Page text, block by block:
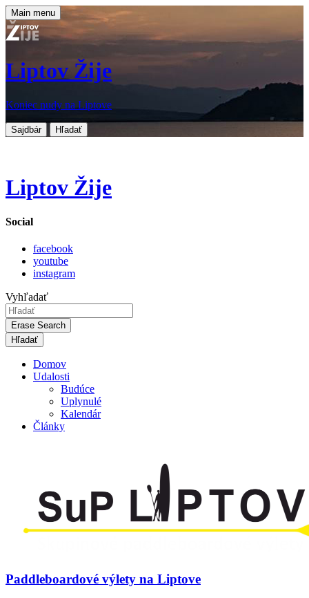
Main menu
Liptov Žije
Koniec nudy na Liptove
Sajdbár Hľadať
Liptov Žije
Social
facebook
youtube
instagram
Vyhľadať
Erase Search
Domov
Udalosti
Budúce
Uplynulé
Kalendár
Články
Paddleboardové výlety na Liptove